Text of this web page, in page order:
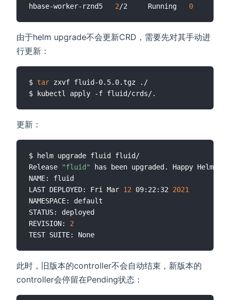
hbase-worker-rznd5 2/2     Running 0
由于helm upgrade不会更新CRD，需要先对其手动进
行更新：
$ tar zxvf fluid-0.5.0.tgz ./
更新：
$ helm upgrade fluid fluid/
Release
"fluid" has been upgraded. Happy Helming
NAME: fluid
LAST DEPLOYED: Fri Mar 12 09:22:32 2021
NAMESPACE: default
STATUS: deployed
REVISION: 2
此时，旧版本的controller不会自动结束，新版本的
controller会停留在Pending状态：